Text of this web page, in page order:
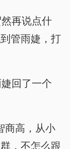
再说点什
管雨婕，打
回了一个
商高，从小
，不怎么跟